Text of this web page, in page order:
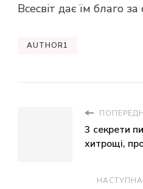
Всесвіт дає їм благо
AUTHOR1
3 секрети
хитрощі,
НАСТУПНА